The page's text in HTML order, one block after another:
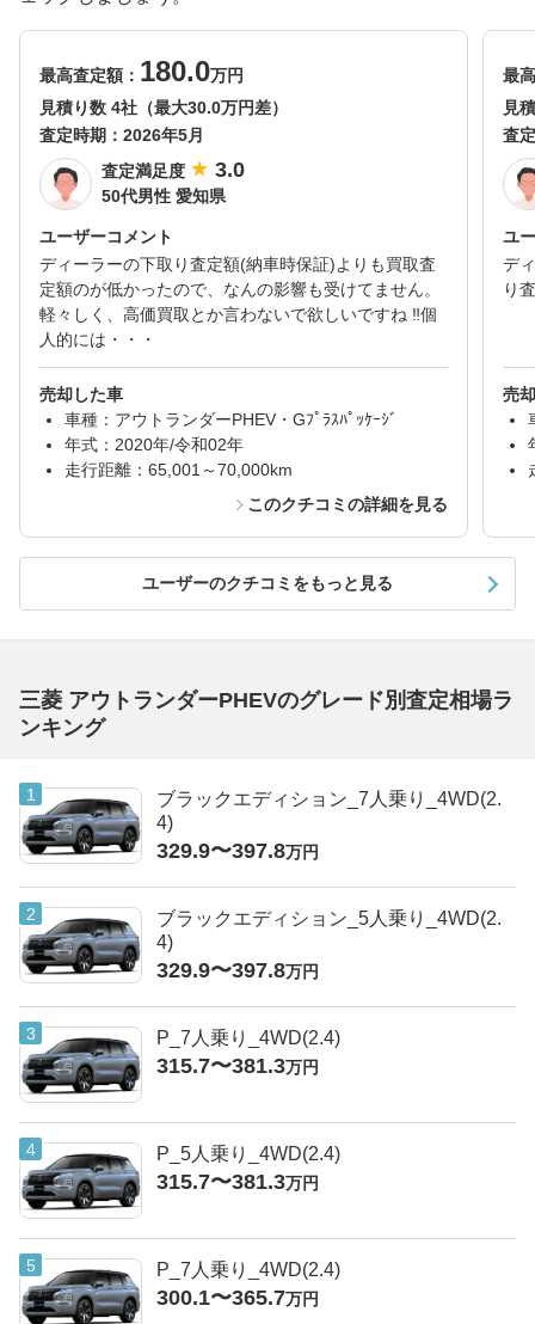
最高査定額： 180.0万円
見積り数 4社（最大30.0万円差）
査定時期： 2026年5月
査定満足度
3.0
50代男性 愛知県
ユーザーコメント
ディーラーの下取り査定額(納車時保証)よりも買取査
定額のが低かったので、なんの影響も受けてません。
軽々しく、高価買取とか言わないで欲しいですね ‼️個
人的には・・・
売却した車
車種：アウトランダーPHEV・Gﾌﾟﾗｽﾊﾟｯｹｰｼﾞ
年式：2020年/令和02年
走行距離：65,001～70,000km
このクチコミの詳細を見る
最
見
査
ユ
デ
り
売
ユーザーのクチコミをもっと見る
三菱 アウトランダーPHEVのグレード別査定相場ラ
ンキング
ブラックエディション_7人乗り_4WD(2.
4)
329.9〜397.8万円
ブラックエディション_5人乗り_4WD(2.
4)
329.9〜397.8万円
P_7人乗り_4WD(2.4)
315.7〜381.3万円
P_5人乗り_4WD(2.4)
315.7〜381.3万円
P_7人乗り_4WD(2.4)
300.1〜365.7万円